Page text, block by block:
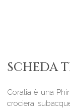
SCHEDA
Coralia è una
crociera